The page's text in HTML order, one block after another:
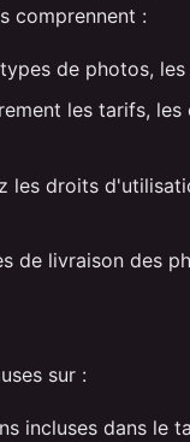
comprennent :
de photos,
les tarifs,
les droits
de livraison des
sur :
incluses dans le